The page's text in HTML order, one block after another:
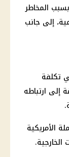
المخاطر
إلى جانب
تكلفة
إلى ارتباطه
الأمريكية